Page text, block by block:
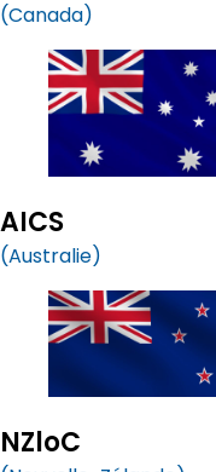
(Canada)
AICS
(Australie)
NZloC